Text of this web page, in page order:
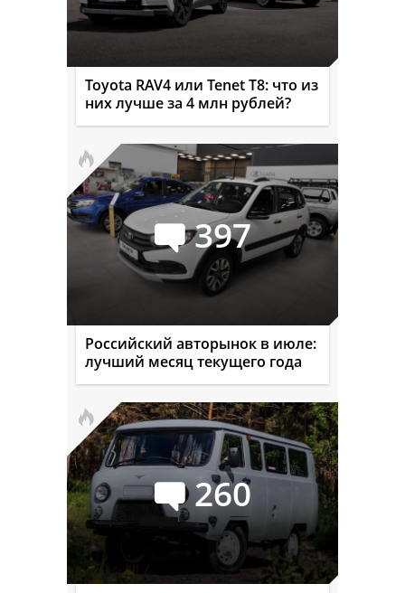
Toyota RAV4 или Tenet T8: что из
них лучше за 4 млн рублей?
397
Российский авторынок в июле:
лучший месяц текущего года
260